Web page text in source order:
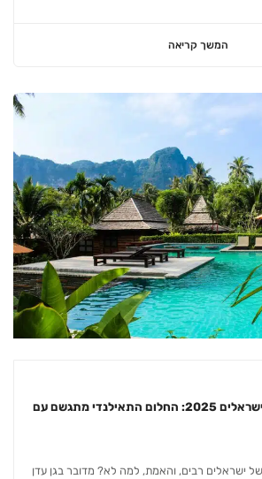
המשך קריאה
ויזת DTV לתאילנד לישראלים 2025: החלום התאילנדי מתגשם עם
ישראלים רבים, והאמת, למה לא? מדובר בגן עדן